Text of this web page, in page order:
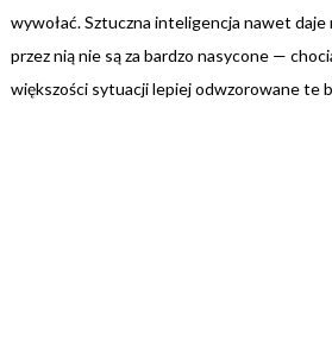
wywołać. Sztuczna inteligencja nawet daje
przez nią nie są za bardzo nasycone —
większości sytuacji lepiej odwzorowane te